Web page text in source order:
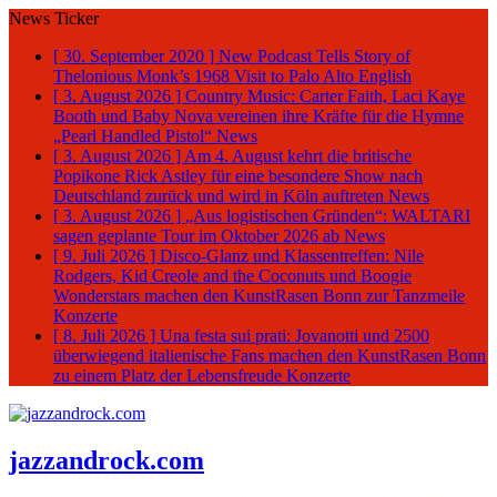
News Ticker
[ 30. September 2020 ] New Podcast Tells Story of
Thelonious Monk’s 1968 Visit to Palo Alto English
[ 3. August 2026 ] Country Music: Carter Faith, Laci Kaye
Booth und Baby Nova vereinen ihre Kräfte für die Hymne
„Pearl Handled Pistol“ News
[ 3. August 2026 ] Am 4. August kehrt die britische
Popikone Rick Astley für eine besondere Show nach
Deutschland zurück und wird in Köln auftreten News
[ 3. August 2026 ] „Aus logistischen Gründen“: WALTARI
sagen geplante Tour im Oktober 2026 ab News
[ 9. Juli 2026 ] Disco-Glanz und Klassentreffen: Nile
Rodgers, Kid Creole and the Coconuts und Boogie
Wonderstars machen den KunstRasen Bonn zur Tanzmeile
Konzerte
[ 8. Juli 2026 ] Una festa sui prati: Jovanotti und 2500
überwiegend italienische Fans machen den KunstRasen Bonn
zu einem Platz der Lebensfreude Konzerte
jazzandrock.com